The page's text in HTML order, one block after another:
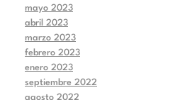
mayo 2023
abril 2023
marzo 2023
febrero 2023
enero 2023
septiembre 2022
agosto 2022